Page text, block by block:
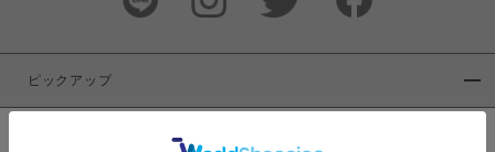
ピックアップ